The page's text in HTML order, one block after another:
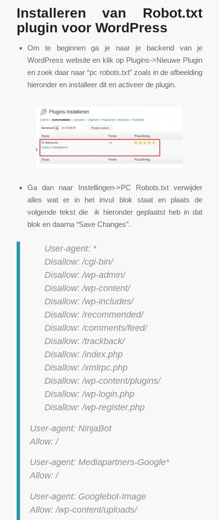
Installeren van Robot.txt
plugin voor WordPress
Om te beginnen ga je naar je backend van je
WordPress website en klik op Plugins->Nieuwe Plugin
en zoek daar naar “pc robots.txt” zoals in de afbeelding
hieronder en installeer dit en activeer de plugin.
Ga dan naar Instellingen->PC Robots.txt verwijder
alles wat er in het invul blok staat en plaats de
volgende tekst die ik hieronder geplaatst heb in dat
blok en daarna “Save Changes”.
User-agent: *
Disallow: /cgi-bin/
Disallow: /wp-admin/
Disallow: /wp-content/
Disallow: /wp-includes/
Disallow: /recommended/
Disallow: /comments/feed/
Disallow: /trackback/
Disallow: /index.php
Disallow: /xmlrpc.php
Disallow: /wp-content/plugins/
Disallow: /wp-login.php
Disallow: /wp-register.php
User-agent: NinjaBot
Allow: /
User-agent: Mediapartners-Google*
Allow: /
User-agent: Googlebot-Image
Allow: /wp-content/uploads/